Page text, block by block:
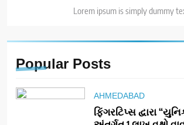
Lorem ipsum is simply dummy
Popular Posts
AHMEDABAD
ફિંગરટિપ્સ દ્વારા